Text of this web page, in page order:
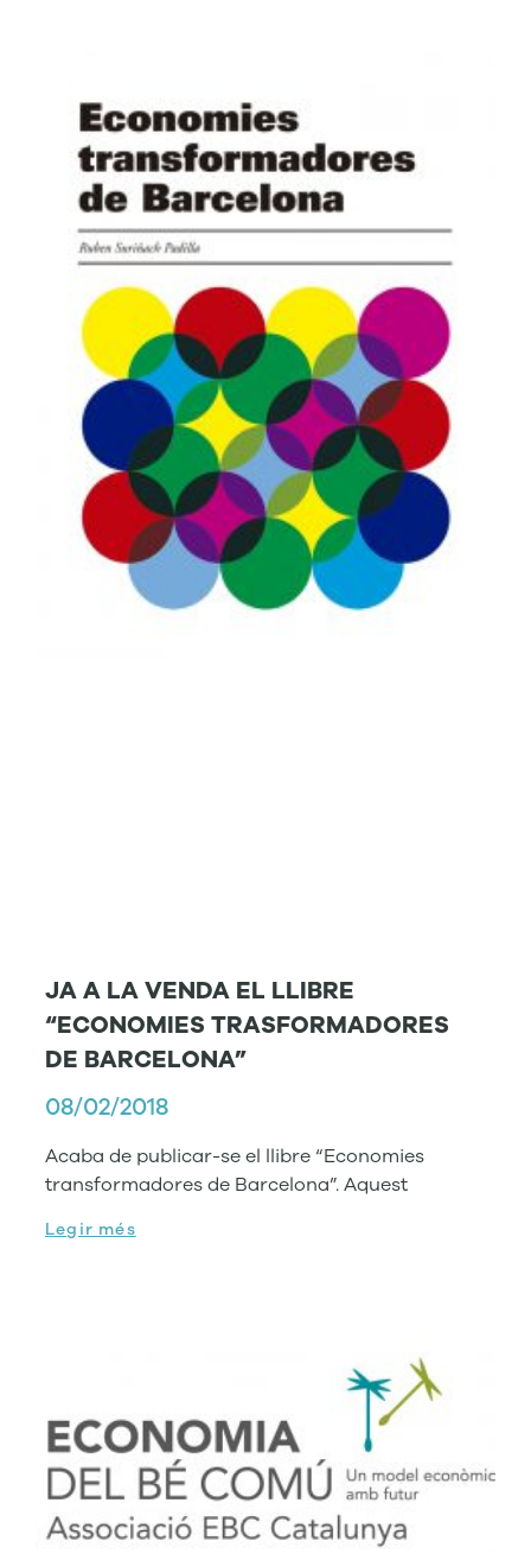
JA A LA VENDA EL LLIBRE
“ECONOMIES TRASFORMADORES
DE BARCELONA”
08/02/2018
Acaba de publicar-se el llibre “Economies
transformadores de Barcelona”. Aquest
Legir més